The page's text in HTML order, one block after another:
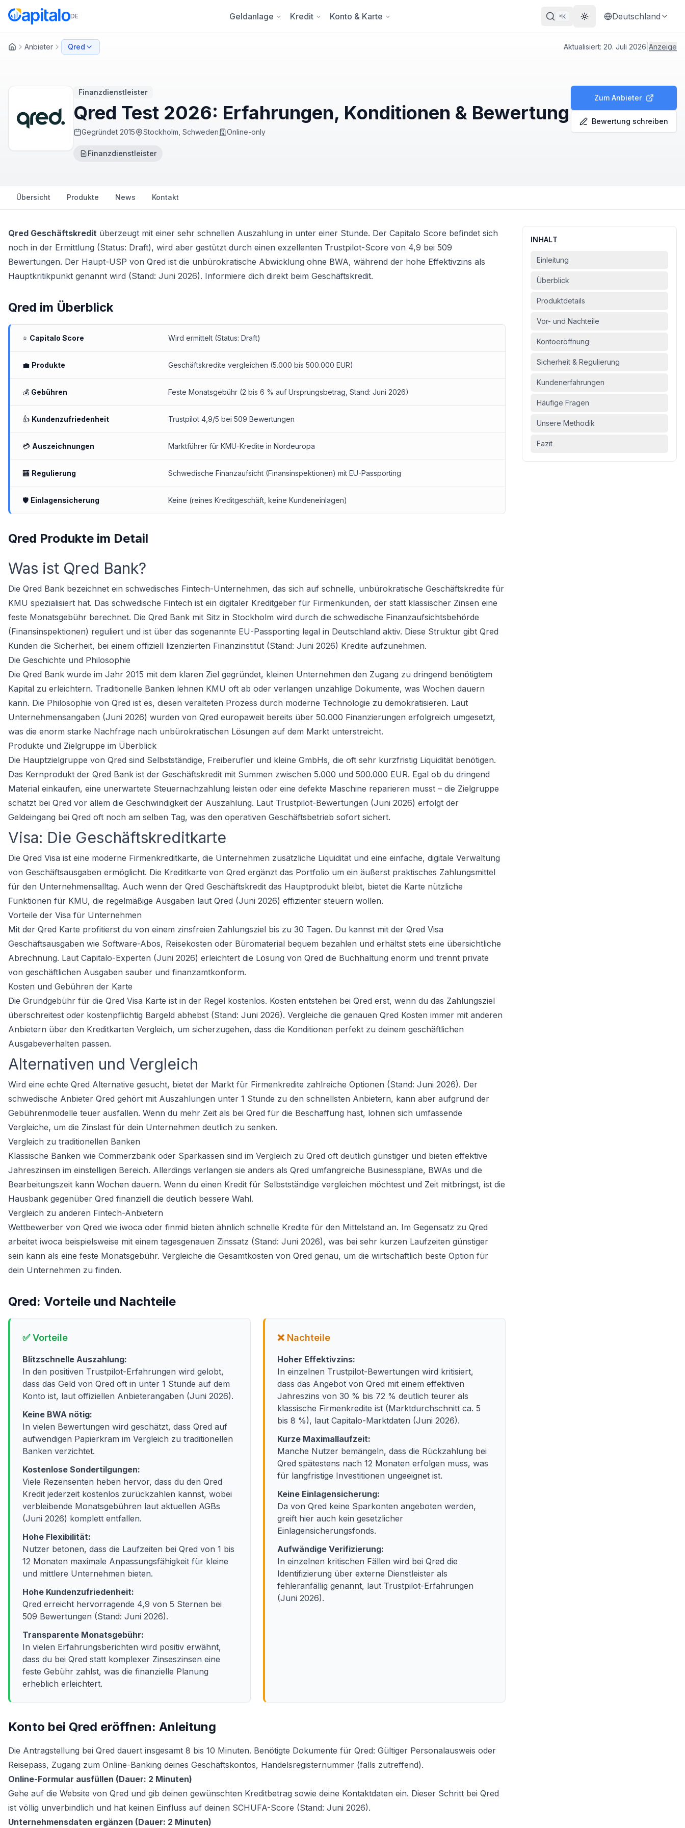
DE Geldanlage Kredit Konto & Karte ⌘K Theme wechseln
Deutschland
Anbieter Qred Aktualisiert: 20. Juli 2026 Anzeige
Finanzdienstleister
Qred Test 2026: Erfahrungen, Konditionen & Bewertung
Gegründet 2015 Stockholm, Schweden Online-only
Finanzdienstleister
Zum Anbieter
Bewertung schreiben
Übersicht Produkte News Kontakt
Qred Geschäftskredit überzeugt mit einer sehr schnellen Auszahlung in unter einer Stunde. Der Capitalo Score befindet sich
noch in der Ermittlung (Status: Draft), wird aber gestützt durch einen exzellenten Trustpilot-Score von 4,9 bei 509
Bewertungen. Der Haupt-USP von Qred ist die unbürokratische Abwicklung ohne BWA, während der hohe Effektivzins als
Hauptkritikpunkt genannt wird (Stand: Juni 2026). Informiere dich direkt beim Geschäftskredit.
Qred im Überblick
⭐ Capitalo Score Wird ermittelt (Status: Draft)
💼 Produkte Geschäftskredite vergleichen (5.000 bis 500.000 EUR)
💰 Gebühren Feste Monatsgebühr (2 bis 6 % auf Ursprungsbetrag, Stand: Juni 2026)
👍 Kundenzufriedenheit Trustpilot 4,9/5 bei 509 Bewertungen
💳 Auszeichnungen Marktführer für KMU-Kredite in Nordeuropa
🏧 Regulierung Schwedische Finanzaufsicht (Finansinspektionen) mit EU-Passporting
🛡 Einlagensicherung Keine (reines Kreditgeschäft, keine Kundeneinlagen)
Qred Produkte im Detail
Was ist Qred Bank?
Die Qred Bank bezeichnet ein schwedisches Fintech-Unternehmen, das sich auf schnelle, unbürokratische Geschäftskredite für
KMU spezialisiert hat. Das schwedische Fintech ist ein digitaler Kreditgeber für Firmenkunden, der statt klassischer Zinsen eine
feste Monatsgebühr berechnet. Die Qred Bank mit Sitz in Stockholm wird durch die schwedische Finanzaufsichtsbehörde
(Finansinspektionen) reguliert und ist über das sogenannte EU-Passporting legal in Deutschland aktiv. Diese Struktur gibt Qred
Kunden die Sicherheit, bei einem offiziell lizenzierten Finanzinstitut (Stand: Juni 2026) Kredite aufzunehmen.
Die Geschichte und Philosophie
Die Qred Bank wurde im Jahr 2015 mit dem klaren Ziel gegründet, kleinen Unternehmen den Zugang zu dringend benötigtem
Kapital zu erleichtern. Traditionelle Banken lehnen KMU oft ab oder verlangen unzählige Dokumente, was Wochen dauern
kann. Die Philosophie von Qred ist es, diesen veralteten Prozess durch moderne Technologie zu demokratisieren. Laut
Unternehmensangaben (Juni 2026) wurden von Qred europaweit bereits über 50.000 Finanzierungen erfolgreich umgesetzt,
was die enorm starke Nachfrage nach unbürokratischen Lösungen auf dem Markt unterstreicht.
Produkte und Zielgruppe im Überblick
Die Hauptzielgruppe von Qred sind Selbstständige, Freiberufler und kleine GmbHs, die oft sehr kurzfristig Liquidität benötigen.
Das Kernprodukt der Qred Bank ist der Geschäftskredit mit Summen zwischen 5.000 und 500.000 EUR. Egal ob du dringend
Material einkaufen, eine unerwartete Steuernachzahlung leisten oder eine defekte Maschine reparieren musst – die Zielgruppe
schätzt bei Qred vor allem die Geschwindigkeit der Auszahlung. Laut Trustpilot-Bewertungen (Juni 2026) erfolgt der
Geldeingang bei Qred oft noch am selben Tag, was den operativen Geschäftsbetrieb sofort sichert.
Visa: Die Geschäftskreditkarte
Die Qred Visa ist eine moderne Firmenkreditkarte, die Unternehmen zusätzliche Liquidität und eine einfache, digitale Verwaltung
von Geschäftsausgaben ermöglicht. Die Kreditkarte von Qred ergänzt das Portfolio um ein äußerst praktisches Zahlungsmittel
für den Unternehmensalltag. Auch wenn der Qred Geschäftskredit das Hauptprodukt bleibt, bietet die Karte nützliche
Funktionen für KMU, die regelmäßige Ausgaben laut Qred (Juni 2026) effizienter steuern wollen.
Vorteile der Visa für Unternehmen
Mit der Qred Karte profitierst du von einem zinsfreien Zahlungsziel bis zu 30 Tagen. Du kannst mit der Qred Visa
Geschäftsausgaben wie Software-Abos, Reisekosten oder Büromaterial bequem bezahlen und erhältst stets eine übersichtliche
Abrechnung. Laut Capitalo-Experten (Juni 2026) erleichtert die Lösung von Qred die Buchhaltung enorm und trennt private
von geschäftlichen Ausgaben sauber und finanzamtkonform.
Kosten und Gebühren der Karte
Die Grundgebühr für die Qred Visa Karte ist in der Regel kostenlos. Kosten entstehen bei Qred erst, wenn du das Zahlungsziel
überschreitest oder kostenpflichtig Bargeld abhebst (Stand: Juni 2026). Vergleiche die genauen Qred Kosten immer mit anderen
Anbietern über den Kreditkarten Vergleich, um sicherzugehen, dass die Konditionen perfekt zu deinem geschäftlichen
Ausgabeverhalten passen.
Alternativen und Vergleich
Wird eine echte Qred Alternative gesucht, bietet der Markt für Firmenkredite zahlreiche Optionen (Stand: Juni 2026). Der
schwedische Anbieter Qred gehört mit Auszahlungen unter 1 Stunde zu den schnellsten Anbietern, kann aber aufgrund der
Gebührenmodelle teuer ausfallen. Wenn du mehr Zeit als bei Qred für die Beschaffung hast, lohnen sich umfassende
Vergleiche, um die Zinslast für dein Unternehmen deutlich zu senken.
Vergleich zu traditionellen Banken
Klassische Banken wie Commerzbank oder Sparkassen sind im Vergleich zu Qred oft deutlich günstiger und bieten effektive
Jahreszinsen im einstelligen Bereich. Allerdings verlangen sie anders als Qred umfangreiche Businesspläne, BWAs und die
Bearbeitungszeit kann Wochen dauern. Wenn du einen Kredit für Selbstständige vergleichen möchtest und Zeit mitbringst, ist die
Hausbank gegenüber Qred finanziell die deutlich bessere Wahl.
Vergleich zu anderen Fintech-Anbietern
Wettbewerber von Qred wie iwoca oder finmid bieten ähnlich schnelle Kredite für den Mittelstand an. Im Gegensatz zu Qred
arbeitet iwoca beispielsweise mit einem tagesgenauen Zinssatz (Stand: Juni 2026), was bei sehr kurzen Laufzeiten günstiger
sein kann als eine feste Monatsgebühr. Vergleiche die Gesamtkosten von Qred genau, um die wirtschaftlich beste Option für
dein Unternehmen zu finden.
Qred: Vorteile und Nachteile
✅ Vorteile
Blitzschnelle Auszahlung:
In den positiven Trustpilot-Erfahrungen wird gelobt,
dass das Geld von Qred oft in unter 1 Stunde auf dem
Konto ist, laut offiziellen Anbieterangaben (Juni 2026).
Keine BWA nötig:
In vielen Bewertungen wird geschätzt, dass Qred auf
aufwendigen Papierkram im Vergleich zu traditionellen
Banken verzichtet.
Kostenlose Sondertilgungen:
Viele Rezensenten heben hervor, dass du den Qred
Kredit jederzeit kostenlos zurückzahlen kannst, wobei
verbleibende Monatsgebühren laut aktuellen AGBs
(Juni 2026) komplett entfallen.
Hohe Flexibilität:
Nutzer betonen, dass die Laufzeiten bei Qred von 1 bis
12 Monaten maximale Anpassungsfähigkeit für kleine
und mittlere Unternehmen bieten.
Hohe Kundenzufriedenheit:
Qred erreicht hervorragende 4,9 von 5 Sternen bei
509 Bewertungen (Stand: Juni 2026).
Transparente Monatsgebühr:
In vielen Erfahrungsberichten wird positiv erwähnt,
dass du bei Qred statt komplexer Zinseszinsen eine
feste Gebühr zahlst, was die finanzielle Planung
erheblich erleichtert.
❌ Nachteile
Hoher Effektivzins:
In einzelnen Trustpilot-Bewertungen wird kritisiert,
dass das Angebot von Qred mit einem effektiven
Jahreszins von 30 % bis 72 % deutlich teurer als
klassische Firmenkredite ist (Marktdurchschnitt ca. 5
bis 8 %), laut Capitalo-Marktdaten (Juni 2026).
Kurze Maximallaufzeit:
Manche Nutzer bemängeln, dass die Rückzahlung bei
Qred spätestens nach 12 Monaten erfolgen muss, was
für langfristige Investitionen ungeeignet ist.
Keine Einlagensicherung:
Da von Qred keine Sparkonten angeboten werden,
greift hier auch kein gesetzlicher
Einlagensicherungsfonds.
Aufwändige Verifizierung:
In einzelnen kritischen Fällen wird bei Qred die
Identifizierung über externe Dienstleister als
fehleranfällig genannt, laut Trustpilot-Erfahrungen
(Juni 2026).
Konto bei Qred eröffnen: Anleitung
Die Antragstellung bei Qred dauert insgesamt 8 bis 10 Minuten. Benötigte Dokumente für Qred: Gültiger Personalausweis oder
Reisepass, Zugang zum Online-Banking deines Geschäftskontos, Handelsregisternummer (falls zutreffend).
Online-Formular ausfüllen (Dauer: 2 Minuten)
Gehe auf die Website von Qred und gib deinen gewünschten Kreditbetrag sowie deine Kontaktdaten ein. Dieser Schritt bei Qred
ist völlig unverbindlich und hat keinen Einfluss auf deinen SCHUFA-Score (Stand: Juni 2026).
Unternehmensdaten ergänzen (Dauer: 2 Minuten)
INHALT
Einleitung
Überblick
Produktdetails
Vor- und Nachteile
Kontoeröffnung
Sicherheit & Regulierung
Kundenerfahrungen
Häufige Fragen
Unsere Methodik
Fazit